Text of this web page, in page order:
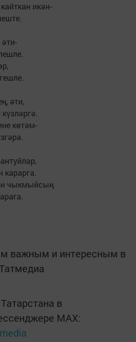
икән-
әти,
көтәм-
чыкмыйсың
важным и интересным в
в
MАХ: